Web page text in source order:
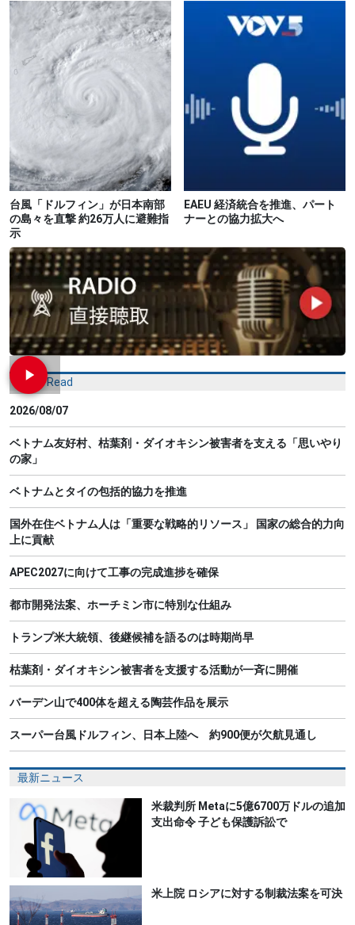
台風「ドルフィン」が日本南部
の島々を直撃 約26万人に避難指
示
EAEU 経済統合を推進、パート
ナーとの協力拡大へ
Most Read
2026/08/07
ベトナム友好村、枯葉剤・ダイオキシン被害者を支える「思いやり
の家」
ベトナムとタイの包括的協力を推進
国外在住ベトナム人は「重要な戦略的リソース」 国家の総合的力向
上に貢献
APEC2027に向けて工事の完成進捗を確保
都市開発法案、ホーチミン市に特別な仕組み
トランプ米大統領、後継候補を語るのは時期尚早
枯葉剤・ダイオキシン被害者を支援する活動が一斉に開催
バーデン山で400体を超える陶芸作品を展示
スーパー台風ドルフィン、日本上陸へ 約900便が欠航見通し
最新ニュース
米裁判所 Metaに5億6700万ドルの追加
支出命令 子ども保護訴訟で
米上院 ロシアに対する制裁法案を可決